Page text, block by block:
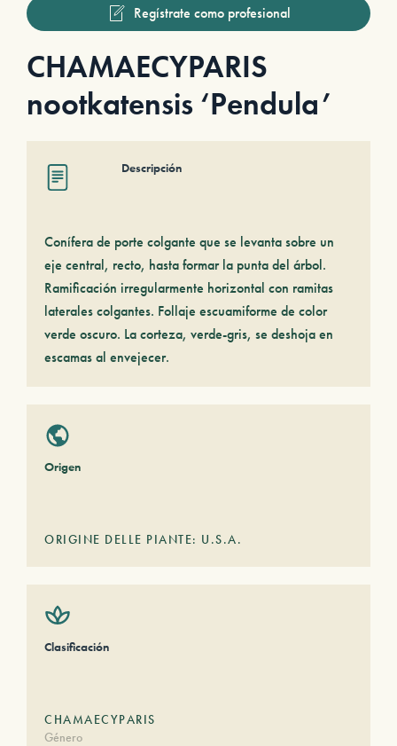
Regístrate como profesional
CHAMAECYPARIS
nootkatensis ‘Pendula’
Descripción
Conífera de porte colgante que se levanta sobre un
eje central, recto, hasta formar la punta del árbol.
Ramificación irregularmente horizontal con ramitas
laterales colgantes. Follaje escuamiforme de color
verde oscuro. La corteza, verde-gris, se deshoja en
escamas al envejecer.
Origen
ORIGINE DELLE PIANTE: U.S.A.
Clasificación
CHAMAECYPARIS
Género